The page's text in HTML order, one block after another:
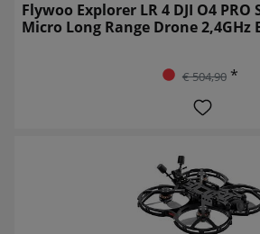
Flywoo Explorer LR 4 DJI O4 PRO
Micro Long Range Drone 2,4GHz
€ 504,90*